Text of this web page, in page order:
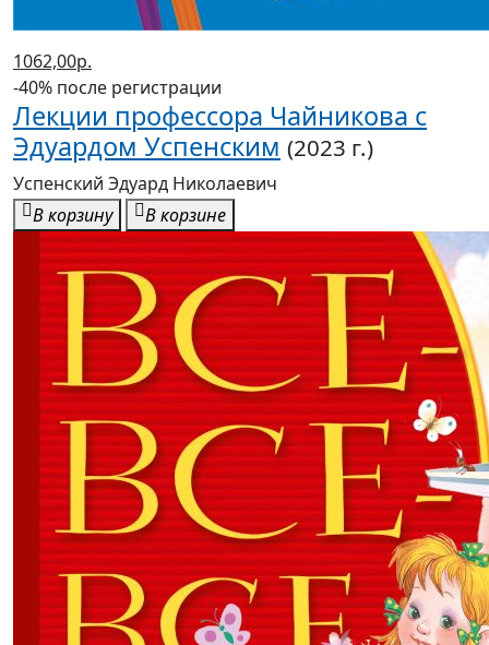
-40% после регистрации
Лекции профессора Чайникова с
Эдуардом Успенским
Успенский Эдуард Николаевич
В корзину
В корзине